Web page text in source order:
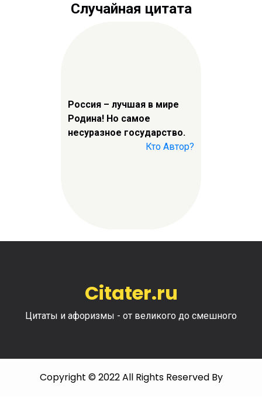
Случайная цитата
Россия – лучшая в мире
Родина! Но самое
несуразное государство.
Кто Автор?
Citater.ru
Цитаты и афоризмы - от великого до смешного
Copyright © 2022 All Rights Reserved By